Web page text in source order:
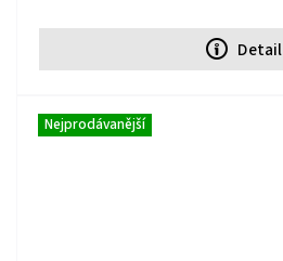
Detail
Nejprodávanější